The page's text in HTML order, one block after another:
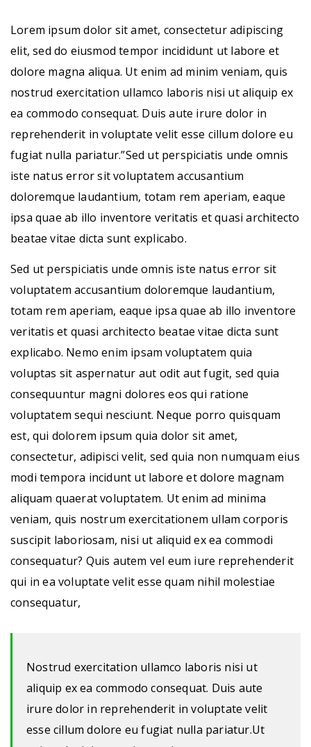
Lorem ipsum dolor sit amet, consectetur adipiscing
elit, sed do eiusmod tempor incididunt ut labore et
dolore magna aliqua. Ut enim ad minim veniam, quis
nostrud exercitation ullamco laboris nisi ut aliquip ex
ea commodo consequat. Duis aute irure dolor in
reprehenderit in voluptate velit esse cillum dolore eu
fugiat nulla pariatur.”Sed ut perspiciatis unde omnis
iste natus error sit voluptatem accusantium
doloremque laudantium, totam rem aperiam, eaque
ipsa quae ab illo inventore veritatis et quasi architecto
beatae vitae dicta sunt explicabo.
Sed ut perspiciatis unde omnis iste natus error sit
voluptatem accusantium doloremque laudantium,
totam rem aperiam, eaque ipsa quae ab illo inventore
veritatis et quasi architecto beatae vitae dicta sunt
explicabo. Nemo enim ipsam voluptatem quia
voluptas sit aspernatur aut odit aut fugit, sed quia
consequuntur magni dolores eos qui ratione
voluptatem sequi nesciunt. Neque porro quisquam
est, qui dolorem ipsum quia dolor sit amet,
consectetur, adipisci velit, sed quia non numquam eius
modi tempora incidunt ut labore et dolore magnam
aliquam quaerat voluptatem. Ut enim ad minima
veniam, quis nostrum exercitationem ullam corporis
suscipit laboriosam, nisi ut aliquid ex ea commodi
consequatur? Quis autem vel eum iure reprehenderit
qui in ea voluptate velit esse quam nihil molestiae
consequatur,
Nostrud exercitation ullamco laboris nisi ut
aliquip ex ea commodo consequat. Duis aute
irure dolor in reprehenderit in voluptate velit
esse cillum dolore eu fugiat nulla pariatur.Ut